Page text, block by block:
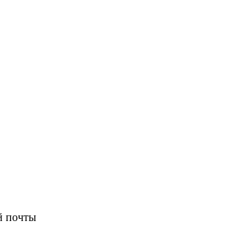
почты